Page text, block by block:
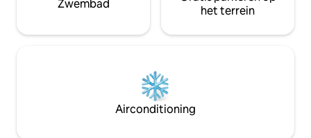
Zwembad
het terrein
Airconditioning